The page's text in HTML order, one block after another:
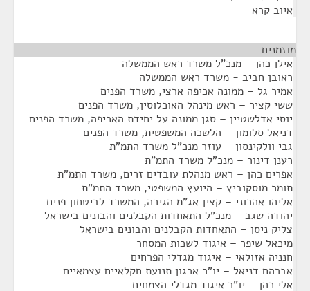
איוב קרא
מוזמנים
אילן כהן – מנכ"ל משרד ראש הממשלה
ראובן חביב - משרד ראש הממשלה
אמיר גל – ממונה אכיפה ארצי, משרד הפנים
ששי קציר – ראש מינהל האוכלוסין, משרד הפנים
יוסי אדלשטיין – סגן ממונה על יחידת האכיפה, משרד הפנים
דניאל סלומון – הלשכה המשפטית, משרד הפנים
גבי וולקינסון – עוזר מנכ"ל משרד התמ"ת
רענן דינור – מנכ"ל משרד התמ"ת
אפרים כהן – ראש מנהלת עובדים זרים, משרד התמ"ת
תומר מוסקוביץ – היועץ המשפטי, משרד התמ"ת
אליהו אהרוני – קצין אג"מ הגירה, המשרד לביטחון פנים
יהודה שגב – מנכ"ל התאחדות הקבלנים והבונים בישראל
צליק ניסן – התאחדות הקבלנים והבונים בישראל
מיכאל שיפר – איגוד לשכות המסחר
חנניה אזולאי – איגוד מגדלי הפרחים
אברהם דניאל – יו"ר ארגון תנועת חקלאיים עצמאיים
אלי כהן – יו"ר איגוד מגדלי הצמחים